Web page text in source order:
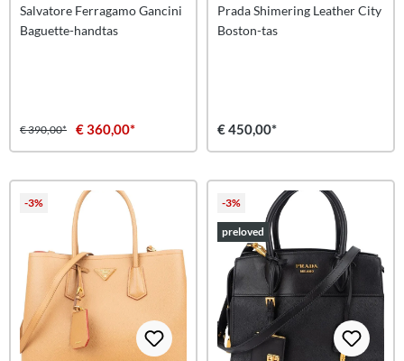
Salvatore Ferragamo Gancini
Baguette-handtas
€ 390,00* € 360,00*
Prada Shimering Leather City
Boston-tas
€ 450,00*
-3% -3%
preloved